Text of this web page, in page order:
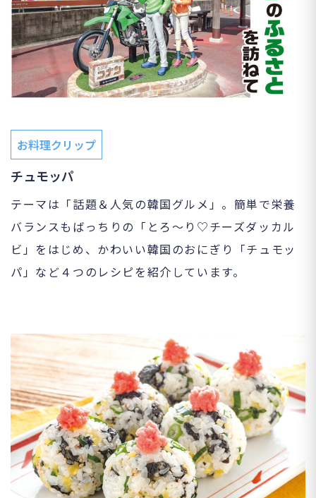
お料理クリップ
チュモッパ
テーマは「話題＆人気の韓国グルメ」。簡単で栄養
バランスもばっちりの「とろ～り♡チーズダッカル
ビ」をはじめ、かわいい韓国のおにぎり「チュモッ
パ」など４つのレシピを紹介しています。